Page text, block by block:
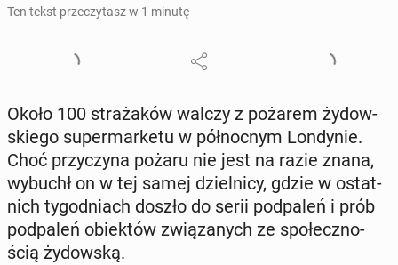
Ten tekst przeczytasz w 1 minutę
Około 100 stra­ża­ków walczy z pożarem ży­dow­
skie­go su­per­mar­ke­tu w pół­noc­nym Lon­dy­nie.
Choć przy­czy­na pożaru nie jest na razie znana,
wybuchł on w tej samej dziel­ni­cy, gdzie w ostat­
nich ty­go­dniach doszło do serii pod­pa­leń i prób
pod­pa­leń obiek­tów zwią­za­nych ze spo­łecz­no­
ścią ży­dow­ską.